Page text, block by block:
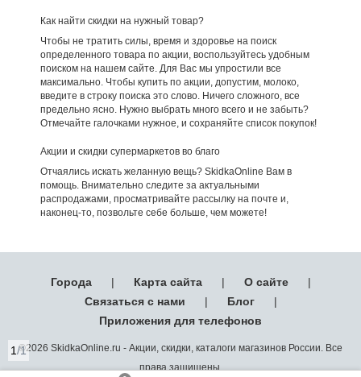
1/1
Как найти скидки на нужный товар?
Чтобы не тратить силы, время и здоровье на поиск
определенного товара по акции, воспользуйтесь удобным
поиском на нашем сайте. Для Вас мы упростили все
максимально. Чтобы купить по акции, допустим, молоко,
введите в строку поиска это слово. Ничего сложного, все
предельно ясно. Нужно выбрать много всего и не забыть?
Отмечайте галочками нужное, и сохраняйте список покупок!
Акции и скидки супермаркетов во благо
Отчаялись искать желанную вещь? SkidkaOnline Вам в
помощь. Внимательно следите за актуальными
распродажами, просматривайте рассылку на почте и,
наконец-то, позвольте себе больше, чем можете!
Города | Карта сайта | О сайте
|
Связаться с нами
| Блог
|
Приложения для телефонов
©2026 SkidkaOnline.ru - Акции, скидки, каталоги магазинов России. Все
права защищены.